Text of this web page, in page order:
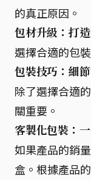
的真正原因。
包材升級：打
選擇合適的包
包裝技巧：細
除了選擇合適
關重要。
客製化包裝：
如果產品的銷
盒。根據產品